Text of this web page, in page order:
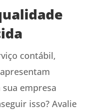
contábil,
empresa
isso? Avalie